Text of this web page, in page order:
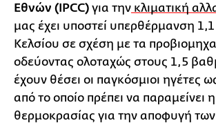
Εθνών (IPCC) για την κλιματική
μας έχει υποστεί υπερθέρμανση
Κελσίου σε σχέση με τα
οδεύοντας ολοταχώς στους 1,5
έχουν θέσει οι παγκόσμιοι ηγέτες
από το οποίο πρέπει να παραμείνει
θερμοκρασίας για την αποφυγή